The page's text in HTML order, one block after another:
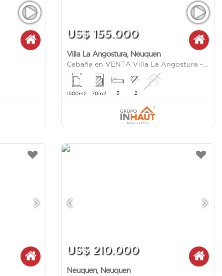
US$ 155.000
Villa La Angostura, Neuquen
1500m2 70m2 3 2
US$ 210.000
Neuquen, Neuquen